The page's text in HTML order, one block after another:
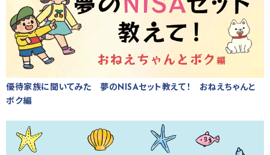
優待家族に聞いてみた 夢のNISAセット教えて！ おねえちゃんと
ボク編